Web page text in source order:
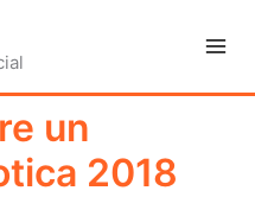
un
2018